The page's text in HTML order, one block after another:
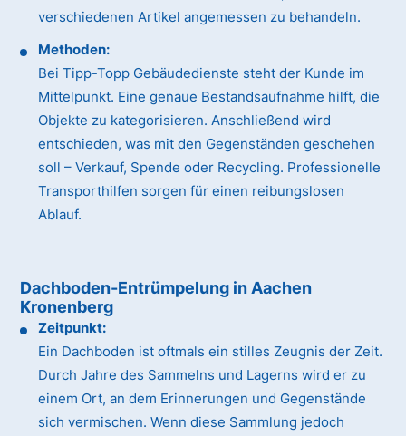
verschiedenen Artikel angemessen zu behandeln.
Methoden:
Bei Tipp-Topp Gebäudedienste steht der Kunde im
Mittelpunkt. Eine genaue Bestandsaufnahme hilft, die
Objekte zu kategorisieren. Anschließend wird
entschieden, was mit den Gegenständen geschehen
soll – Verkauf, Spende oder Recycling. Professionelle
Transporthilfen sorgen für einen reibungslosen
Ablauf.
Dachboden-Entrümpelung in Aachen
Kronenberg
Zeitpunkt:
Ein Dachboden ist oftmals ein stilles Zeugnis der Zeit.
Durch Jahre des Sammelns und Lagerns wird er zu
einem Ort, an dem Erinnerungen und Gegenstände
sich vermischen. Wenn diese Sammlung jedoch